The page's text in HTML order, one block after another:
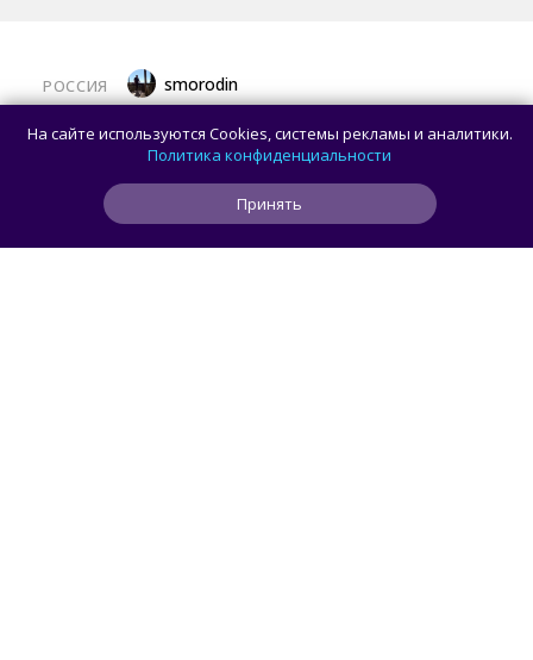
РОССИЯ smorodin
MAX откроет API и документацию, чтобы
разработчики могли создавать
сторонние клиенты
На сайте используются Cookies, системы рекламы и аналитики.
Политика конфиденциальности
Принять